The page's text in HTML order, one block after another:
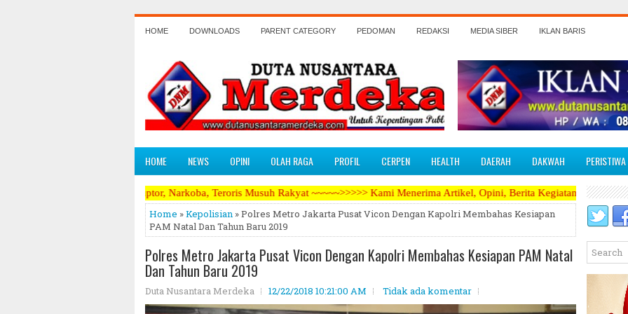
HOME DOWNLOADS PARENT CATEGORY PEDOMAN REDAKSI MEDIA SIBER IKLAN BARIS
HOME NEWS OPINI OLAH RAGA PROFIL CERPEN HEALTH DAERAH DAKWAH PERISTIWA
Koruptor, Narkoba, Teroris Musuh Rakyat ~~~~~>>>>> Kami Menerima Artikel, Opini, Berita Kegiatan, Iklan Pariwara dapat
Home »Kepolisian » Polres Metro Jakarta Pusat Vicon Dengan Kapolri Membahas Kesiapan
PAM Natal Dan Tahun Baru 2019
Polres Metro Jakarta Pusat Vicon Dengan Kapolri Membahas Kesiapan PAM Natal
Dan Tahun Baru 2019
Duta Nusantara Merdeka 12/22/2018 10:21:00 AM Tidak ada komentar